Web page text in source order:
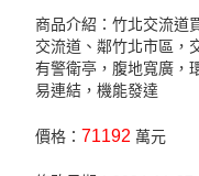
商品介紹：竹北交流道
交流道、鄰竹北市區，
有警衛亭，腹地寬廣，
易連結，機能發達
價格： 71192 萬元